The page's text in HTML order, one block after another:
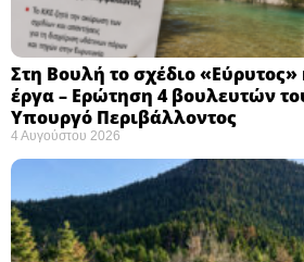
Στη Βουλή το σχέδιο «Εύρυτος»
έργα – Ερώτηση 4 βουλευτών
Υπουργό Περιβάλλοντος
4 Αυγούστου 2026